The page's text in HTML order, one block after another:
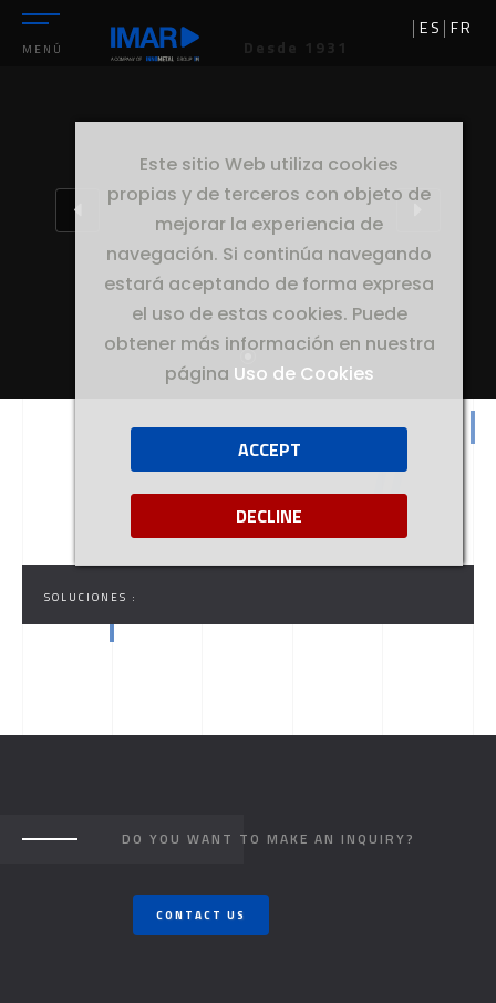
MENÚ Desde 1931
ES FR
Este sitio Web utiliza cookies
propias y de terceros con objeto de
mejorar la experiencia de
navegación. Si continúa navegando
estará aceptando de forma expresa
el uso de estas cookies. Puede
obtener más información en nuestra
página Uso de Cookies
ACCEPT
DECLINE
//
SOLUCIONES :
DO YOU WANT TO MAKE AN INQUIRY?
CONTACT US